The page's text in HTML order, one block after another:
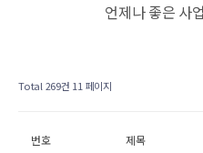
언제나 좋은 사
Total 269건 11 페이지
번호 제목